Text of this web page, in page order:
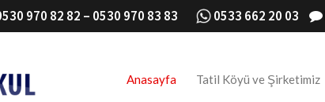
970 82 82 – 0530 970 83 83 0533 662 20 03
Anasayfa Tatil Köyü ve Şirketimiz